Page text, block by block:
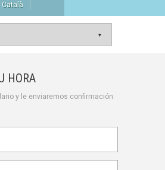
Català
▼
HORA
y le enviaremos confirmación